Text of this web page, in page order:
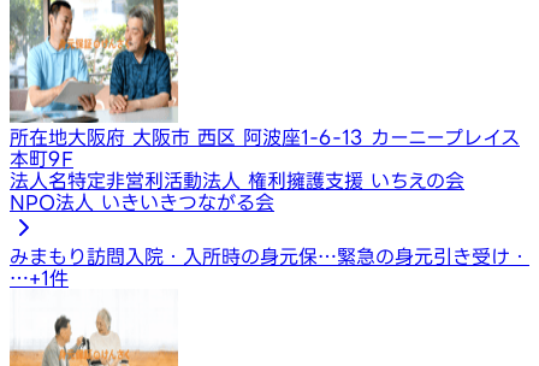
所在地大阪府 大阪市 西区 阿波座1-6-13 カーニープレイス
本町9F
法人名特定非営利活動法人 権利擁護支援 いちえの会
NPO法人 いきいきつながる会
みまもり訪問 入院・入所時の身元保…緊急の身元引き受け・
…+1件